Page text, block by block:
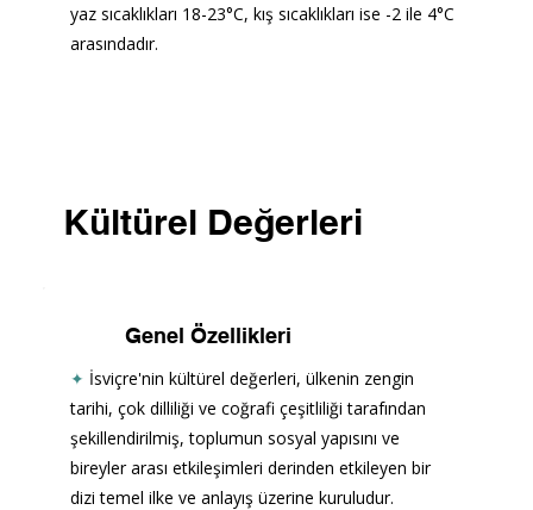
yaz sıcaklıkları 18-23°C, kış sıcaklıkları ise -2 ile 4°C
arasındadır.
Kültürel Değerleri
Genel Özellikleri
✦ İsviçre'nin kültürel değerleri, ülkenin zengin
tarihi, çok dilliliği ve coğrafi çeşitliliği tarafından
şekillendirilmiş, toplumun sosyal yapısını ve
bireyler arası etkileşimleri derinden etkileyen bir
dizi temel ilke ve anlayış üzerine kuruludur.